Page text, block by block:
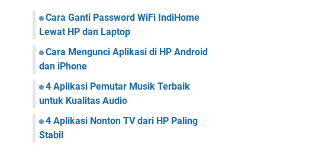
Cara Ganti Password WiFi IndiHome
Lewat HP dan Laptop
Cara Mengunci Aplikasi di HP Android
dan iPhone
4 Aplikasi Pemutar Musik Terbaik
untuk Kualitas Audio
4 Aplikasi Nonton TV dari HP Paling
Stabil